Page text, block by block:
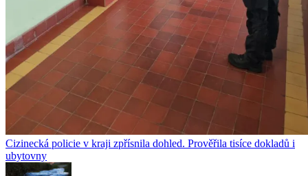
Cizinecká policie v kraji zpřísnila dohled. Prověřila tisíce dokladů i
ubytovny